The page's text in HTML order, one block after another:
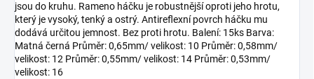
jsou do kruhu. Rameno háčku je robustnější oproti jeho hrotu,
který je vysoký, tenký a ostrý. Antireflexní povrch háčku mu
dodává určitou jemnost. Bez proti hrotu. Balení: 15ks Barva:
Matná černá Průměr: 0,65mm/ velikost: 10 Průměr: 0,58mm/
velikost: 12 Průměr: 0,55mm/ velikost: 14 Průměr: 0,53mm/
velikost: 16